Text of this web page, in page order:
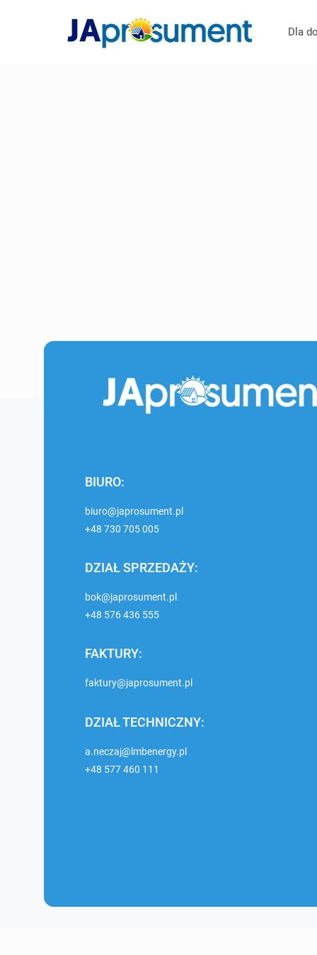
Dla
BIURO:
biuro@japrosument.pl
+48 730 705 005
DZIAŁ SPRZEDAŻY:
bok@japrosument.pl
+48 576 436 555
FAKTURY:
faktury@japrosument.pl
DZIAŁ TECHNICZNY:
a.neczaj@lmbenergy.pl
+48 577 460 111